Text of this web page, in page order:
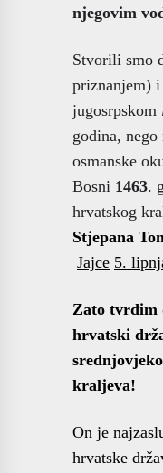
njegovim
Stvorili smo
priznanjem) i
jugosrpskom
godina, nego
osmanske
Bosni 1463.
hrvatskog
Stjepana
Jajce 5.
Zato tvrdim
hrvatski
kraljeva!
On je
hrvatske